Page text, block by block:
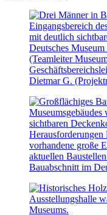
Deutsches
(Teamleiter
Dietmar G.
Herausforderungen
vorhandene große
aktuellen
Bauabschnitt im